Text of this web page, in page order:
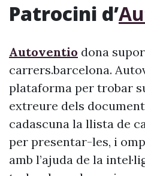
Patrocini d’
Autoventio dona
carrers.barcelona.
plataforma per trobar
extreure dels
cadascuna la llista de
per presentar-les, i
amb l’ajuda de la